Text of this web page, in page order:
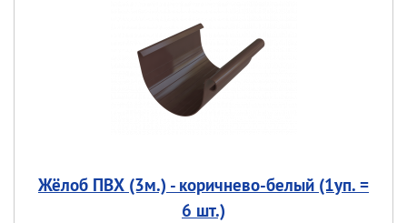
Жёлоб ПВХ (3м.) - коричнево-белый (1уп. =
6 шт.)